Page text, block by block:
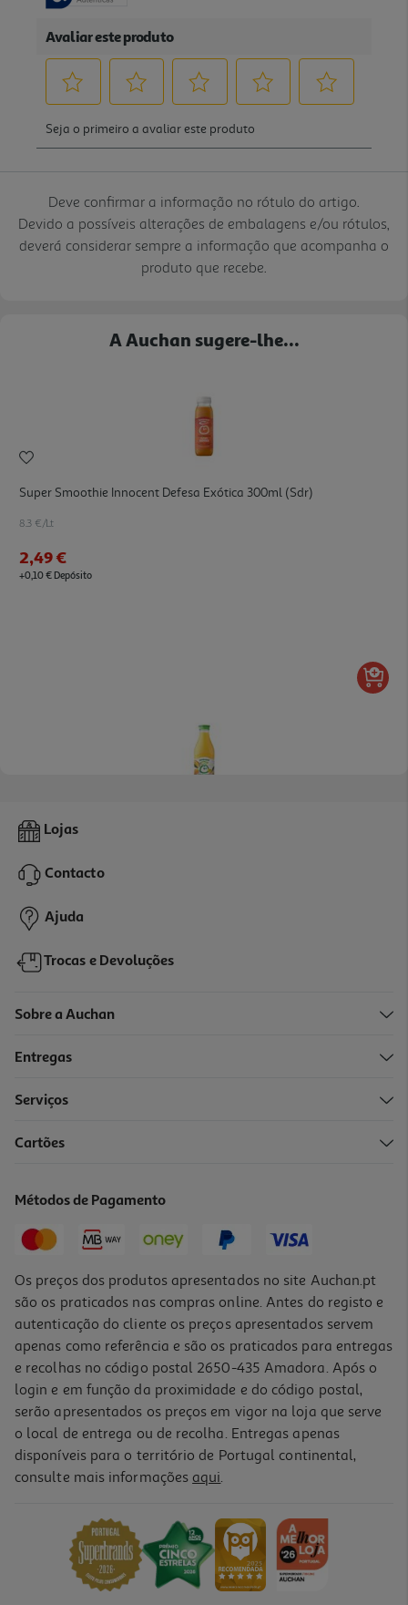
Deve confirmar a informação no rótulo do artigo.
Devido a possíveis alterações de embalagens e/ou rótulos,
deverá considerar sempre a informação que acompanha o
produto que recebe.
A Auchan sugere-lhe...
Super Smoothie Innocent Defesa Exótica 300ml (sdr)
8.3 €/Lt
2,49 €
+0,10 € Depósito
Sumo Innocent Laranja C/ Polpa 900ml (sdr)
3,39 €
+0,10 € Depósito
+0,10 € Depósito
Sumo Andros Limão 1l (sdr)
+0,10 € Depósito
Lojas
Contacto
Ajuda
Trocas e Devoluções
Sobre a Auchan
Entregas
Serviços
Cartões
Métodos de Pagamento
Os preços dos produtos apresentados no site Auchan.pt
são os praticados nas compras online. Antes do registo e
autenticação do cliente os preços apresentados servem
apenas como referência e são os praticados para entregas
e recolhas no código postal 2650-435 Amadora. Após o
login e em função da proximidade e do código postal,
serão apresentados os preços em vigor na loja que serve
o local de entrega ou de recolha. Entregas apenas
disponíveis para o território de Portugal continental,
consulte mais informações aqui.